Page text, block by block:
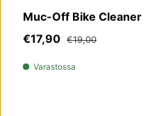
Muc-Off Bike Cleaner
Myyntihinta
€17,90 Normaali hinta
€19,00
Varastossa